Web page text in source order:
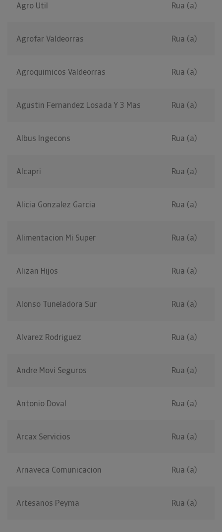
Agro Util Rua (a)
Agrofar Valdeorras Rua (a)
Agroquimicos Valdeorras Rua (a)
Agustin Fernandez Losada Y 3 Mas Rua (a)
Albus Ingecons Rua (a)
Alcapri Rua (a)
Alicia Gonzalez Garcia Rua (a)
Alimentacion Mi Super Rua (a)
Alizan Hijos Rua (a)
Alonso Tuneladora Sur Rua (a)
Alvarez Rodriguez Rua (a)
Andre Movi Seguros Rua (a)
Antonio Doval Rua (a)
Arcax Servicios Rua (a)
Arnaveca Comunicacion Rua (a)
Artesanos Peyma Rua (a)